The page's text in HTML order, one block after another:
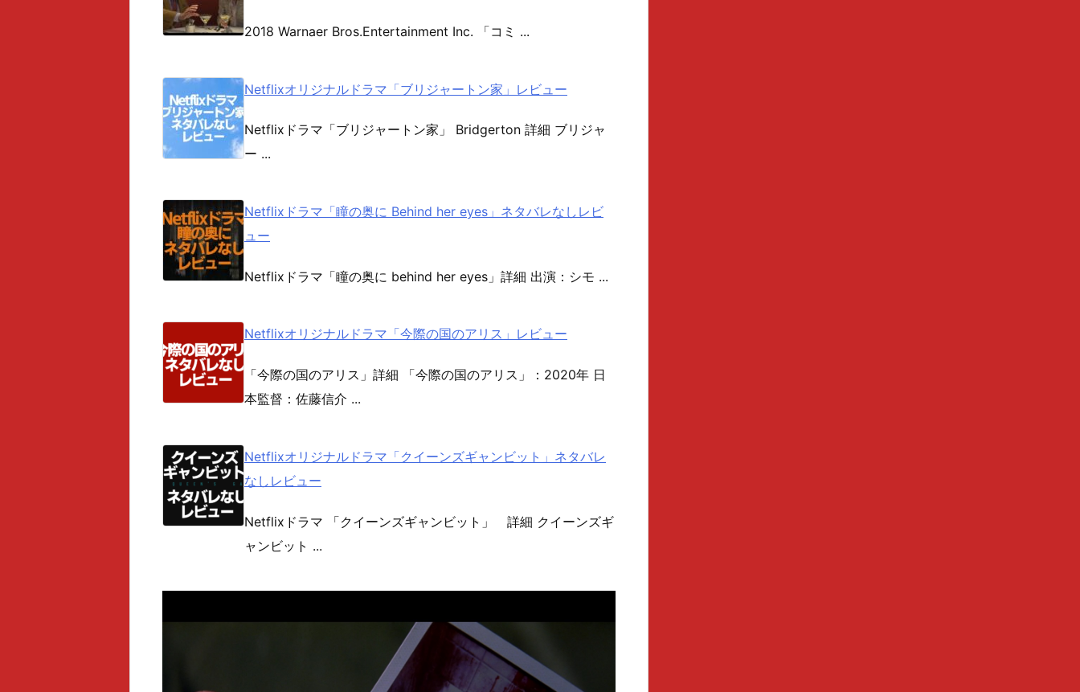
2018 Warnaer Bros.Entertainment Inc. 「コミ ...
Netflixオリジナルドラマ「ブリジャートン家」レビュー
Netflixドラマ「ブリジャートン家」 Bridgerton 詳細 ブリジャ
ー ...
Netflixドラマ「瞳の奥に Behind her eyes」ネタバレなしレビ
ュー
Netflixドラマ「瞳の奥に behind her eyes」詳細 出演：シモ ...
Netflixオリジナルドラマ「今際の国のアリス」レビュー
「今際の国のアリス」詳細 「今際の国のアリス」：2020年 日
本監督：佐藤信介 ...
Netflixオリジナルドラマ「クイーンズギャンビット」ネタバレ
なしレビュー
Netflixドラマ 「クイーンズギャンビット」 詳細 クイーンズギ
ャンビット ...